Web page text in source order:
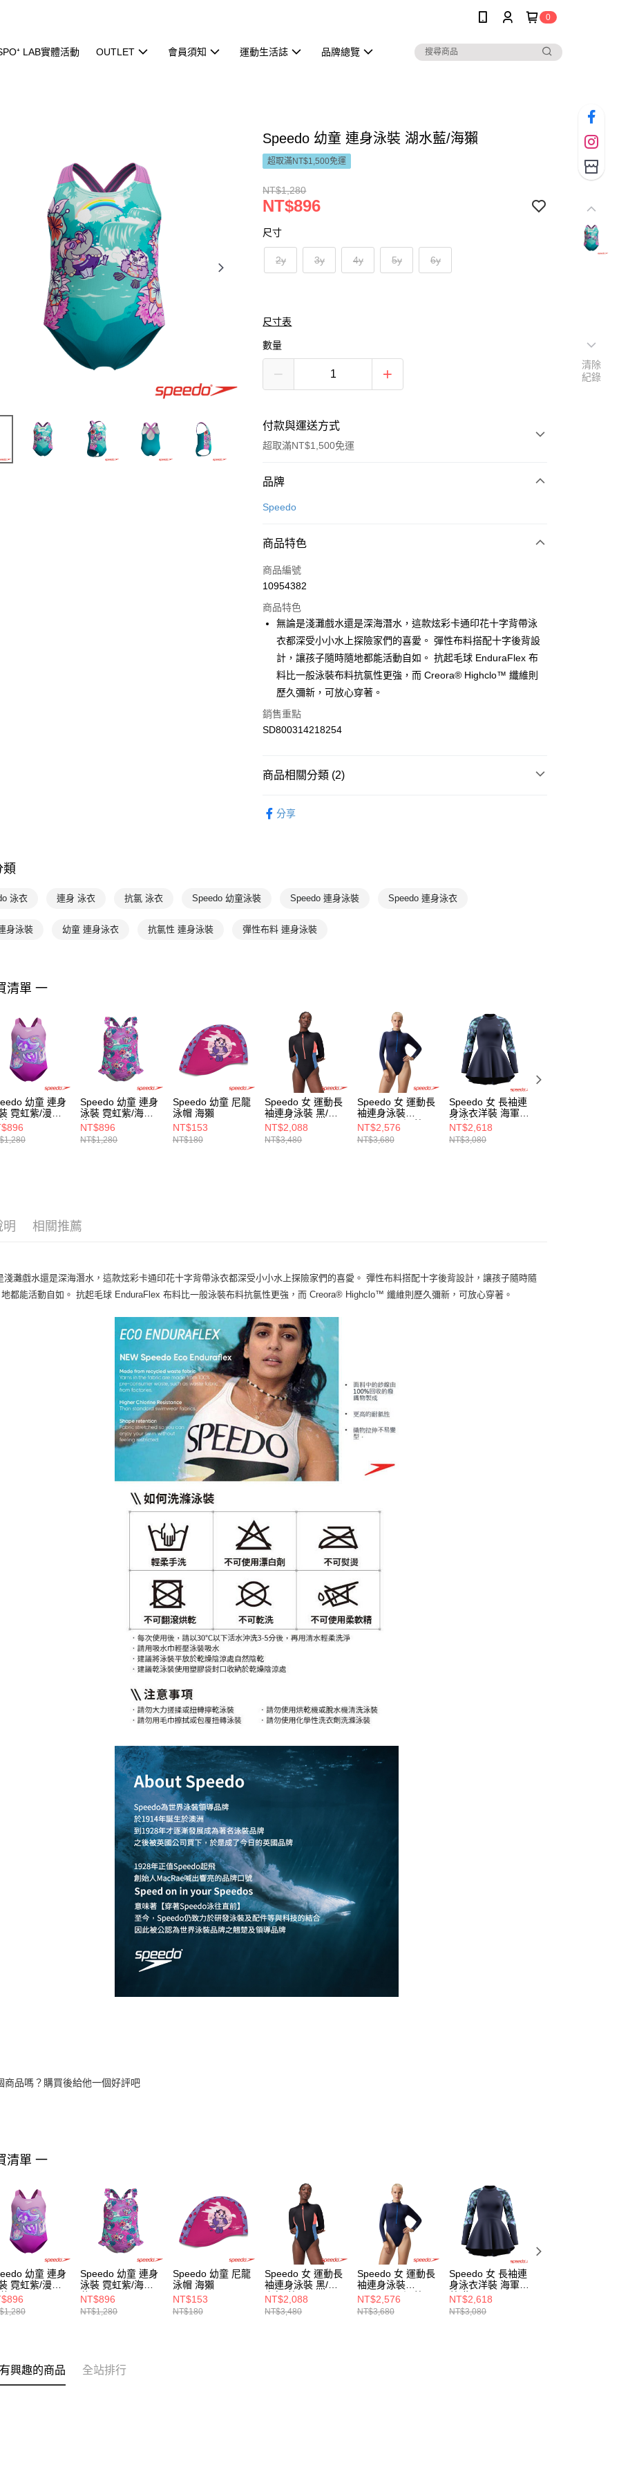
0
LAB實體活動 OUTLET 會員須知 運動生活誌 品牌總覽
Speedo 幼童 連身泳裝 湖水藍/海獺
超取滿NT$1,500免運
NT$1,280
NT$896
尺寸
2y 3y 4y 5y 6y
尺寸表
數量
付款與運送方式
超取滿NT$1,500免運
付款方式
信用卡一次付款
悠遊付
運送方式
7-11取貨(快速到店)
每筆NT$100，滿NT$1,500(含以上)免運費
宅配-本島
每筆NT$100，滿NT$1,500(含以上)免運費
品牌
Speedo
商品特色
商品編號
10954382
商品特色
無論是淺灘戲水還是深海潛水，這款炫彩卡通印花十字背帶泳
衣都深受小小水上探險家們的喜愛。 彈性布料搭配十字後背設
計，讓孩子隨時隨地都能活動自如。 抗起毛球 EnduraFlex 布
料比一般泳裝布料抗氯性更強，而 Creora® Highclo™ 纖維則
歷久彌新，可放心穿著。
銷售重點
SD800314218254
商品相關分類 (2)
分享
類
泳衣 連身 泳衣 抗氯 泳衣 Speedo 幼童泳裝 Speedo 連身泳裝 Speedo 連身泳衣
身泳裝 幼童 連身泳衣 抗氯性 連身泳裝 彈性布料 連身泳裝
清單 一
幼童 連身
霓虹紫/漫遊
Speedo 幼童 連身
泳裝 霓虹紫/海底
花園
NT$896
NT$1,280
Speedo 幼童 尼龍
泳帽 海獺
NT$153
NT$180
Speedo 女 運動長
袖連身泳裝 黑/珊
瑚紅/藍
NT$2,088
NT$3,480
Speedo 女 運動長
袖連身泳裝
Jetstream 深藍
NT$2,576
NT$3,680
Speedo 女 長袖連
身泳衣洋裝 海軍
藍/紫
NT$2,618
NT$3,080
明 相關推薦
淺灘戲水還是深海潛水，這款炫彩卡通印花十字背帶泳衣都深受小小水上探險家們的喜愛。 彈性布料搭配十字後背設計，讓孩子隨時隨
地都能活動自如。 抗起毛球 EnduraFlex 布料比一般泳裝布料抗氯性更強，而 Creora® Highclo™ 纖維則歷久彌新，可放心穿著。
商品嗎？購買後給他一個好評吧
清單 一
幼童 連身
霓虹紫/漫遊
Speedo 幼童 連身
泳裝 霓虹紫/海底
花園
NT$896
NT$1,280
Speedo 幼童 尼龍
泳帽 海獺
NT$153
NT$180
Speedo 女 運動長
袖連身泳裝 黑/珊
瑚紅/藍
NT$2,088
NT$3,480
Speedo 女 運動長
袖連身泳裝
Jetstream 深藍
NT$2,576
NT$3,680
Speedo 女 長袖連
身泳衣洋裝 海軍
藍/紫
NT$2,618
NT$3,080
興趣的商品 全站排行
清除
紀錄